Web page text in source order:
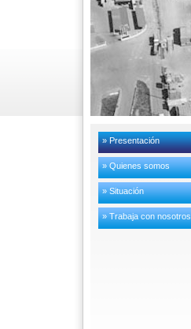
» Presentación
» Quienes somos
» Situación
» Trabaja con nosotros